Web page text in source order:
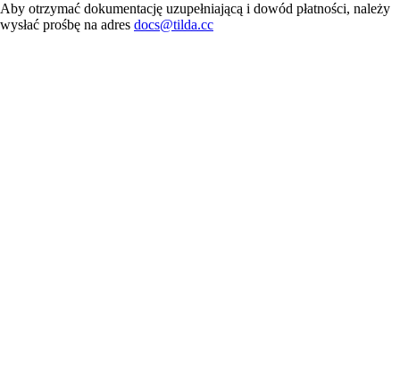
Aby otrzymać dokumentację uzupełniającą i dowód płatności, należy
wysłać prośbę na adres docs@tilda.cc